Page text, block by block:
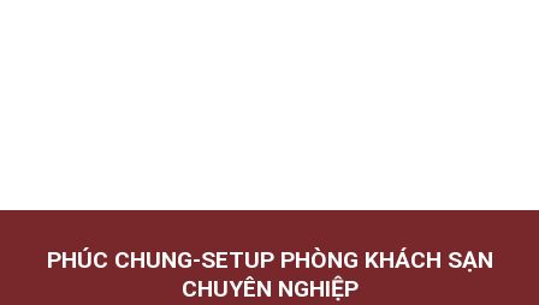
PHÚC CHUNG-SETUP PHÒNG KHÁCH SẠN
CHUYÊN NGHIỆP